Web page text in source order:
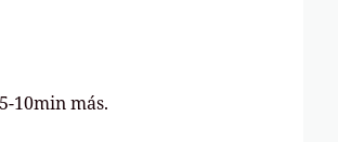
10min más.